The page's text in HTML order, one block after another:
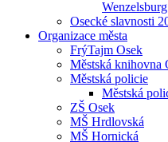
Wenzelsburg
Osecké slavnosti
Organizace města
FrýTajm Osek
Městská knihovna
Městská policie
Městská
ZŠ Osek
MŠ Hrdlovská
MŠ Hornická